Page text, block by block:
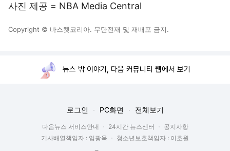
사진 제공 = NBA Media Central
Copyright © 바스켓코리아. 무단전재 및 재배포 금지.
뉴스 밖 이야기, 다음 커뮤니티 웹에서 보기
로그인 PC화면 전체보기
다음뉴스 서비스안내 24시간 뉴스센터
공지사항
기사배열책임자 : 임광욱
청소년보호책임자 : 이호원